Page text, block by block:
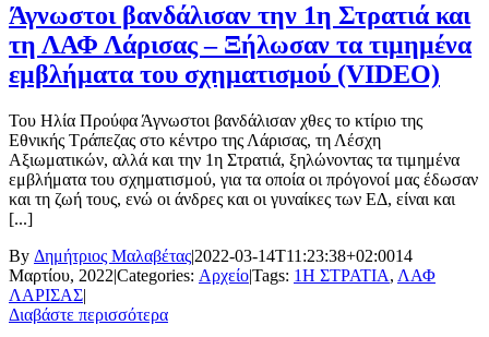
Άγνωστοι βανδάλισαν την 1η Στρατιά και
τη ΛΑΦ Λάρισας – Ξήλωσαν τα τιμημένα
εμβλήματα του σχηματισμού (VIDEO)
Του Ηλία Προύφα Άγνωστοι βανδάλισαν χθες το κτίριο της
Εθνικής Τράπεζας στο κέντρο της Λάρισας, τη Λέσχη
Αξιωματικών, αλλά και την 1η Στρατιά, ξηλώνοντας τα τιμημένα
εμβλήματα του σχηματισμού, για τα οποία οι πρόγονοί μας έδωσαν
και τη ζωή τους, ενώ οι άνδρες και οι γυναίκες των ΕΔ, είναι και
[...]
By Δημήτριος Μαλαβέτας|2022-03-14T11:23:38+02:0014
Μαρτίου, 2022|Categories: Αρχείο|Tags: 1Η ΣΤΡΑΤΙΑ, ΛΑΦ
ΛΑΡΙΣΑΣ|
Διαβάστε περισσότερα